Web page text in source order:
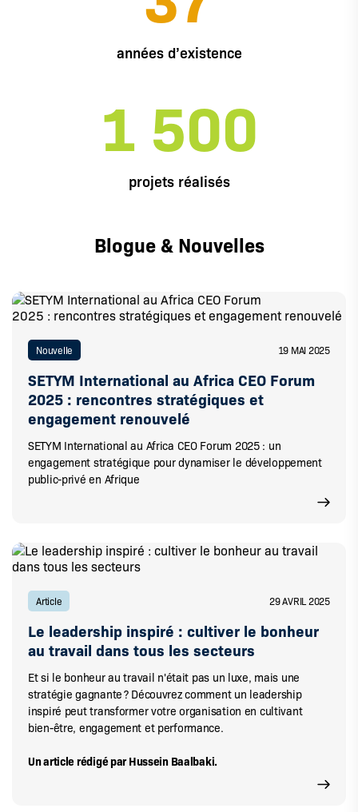
années d’existence
1 500
projets réalisés
Blogue & Nouvelles
Nouvelle 19 MAI 2025
SETYM International au Africa CEO Forum
2025 : rencontres stratégiques et
engagement renouvelé
SETYM International au Africa CEO Forum 2025 : un
engagement stratégique pour dynamiser le développement
public-privé en Afrique
Article 29 AVRIL 2025
Le leadership inspiré : cultiver le bonheur
au travail dans tous les secteurs
Et si le bonheur au travail n'était pas un luxe, mais une
stratégie gagnante ? Découvrez comment un leadership
inspiré peut transformer votre organisation en cultivant
bien-être, engagement et performance.
Un article rédigé par Hussein Baalbaki.